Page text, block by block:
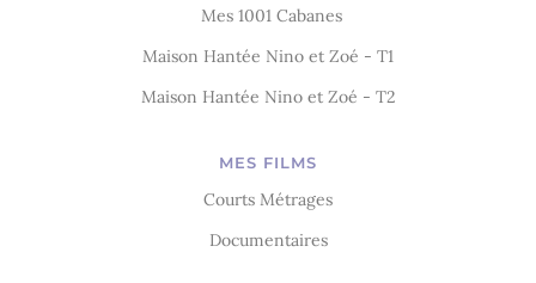
Mes 1001 Cabanes
Maison Hantée Nino et Zoé - T1
Maison Hantée Nino et Zoé - T2
MES FILMS
Courts Métrages
Documentaires